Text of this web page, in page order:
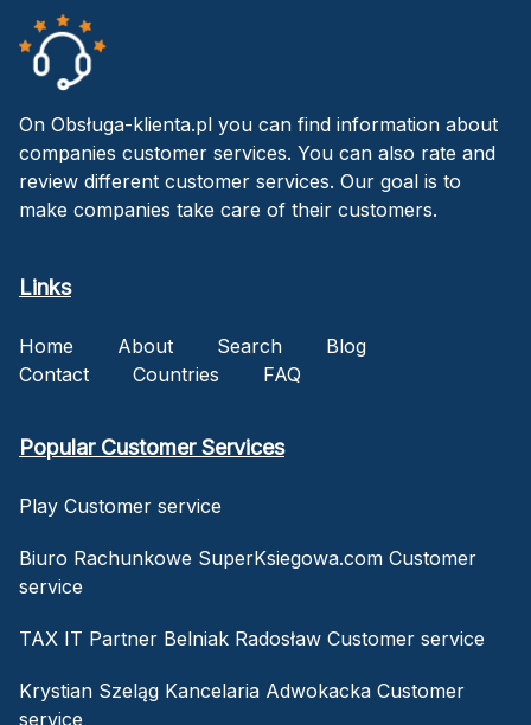
On Obsługa-klienta.pl you can find information about
companies customer services. You can also rate and
review different customer services. Our goal is to
make companies take care of their customers.
Links
Home About Search
Blog
Contact
Countries FAQ
Popular Customer Services
Play Customer service
Biuro Rachunkowe SuperKsiegowa.com Customer
service
TAX IT Partner Belniak Radosław Customer service
Krystian Szeląg Kancelaria Adwokacka Customer
service